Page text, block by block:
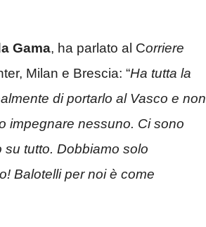
Gama, ha parlato al Corriere
Milan e Brescia: “Ha tutta la
di portarlo al Vasco e non
impegnare nessuno. Ci sono
su tutto. Dobbiamo solo
Balotelli per noi è come